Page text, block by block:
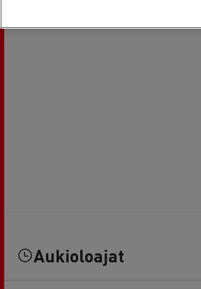
Aukioloajat